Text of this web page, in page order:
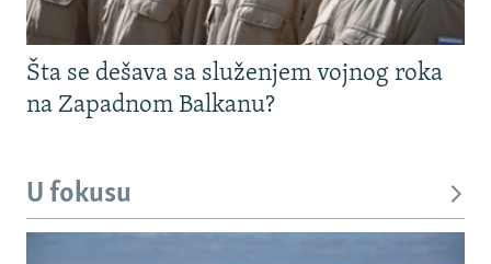
Šta se dešava sa služenjem vojnog roka
na Zapadnom Balkanu?
U fokusu